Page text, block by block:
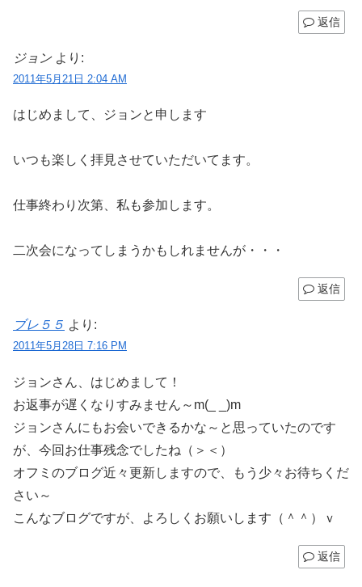
返信
ジョン より:
2011年5月21日 2:04 AM
はじめまして、ジョンと申します
いつも楽しく拝見させていただいてます。
仕事終わり次第、私も参加します。
二次会になってしまうかもしれませんが・・・
返信
ブレ５５ より:
2011年5月28日 7:16 PM
ジョンさん、はじめまして！
お返事が遅くなりすみません～m(_ _)m
ジョンさんにもお会いできるかな～と思っていたのです
が、今回お仕事残念でしたね（＞＜）
オフミのブログ近々更新しますので、もう少々お待ちくだ
さい～
こんなブログですが、よろしくお願いします（＾＾）ｖ
返信